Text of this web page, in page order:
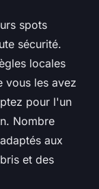
spots
sécurité.
locales
vous les avez
pour l'un
Nombre
aux
et des